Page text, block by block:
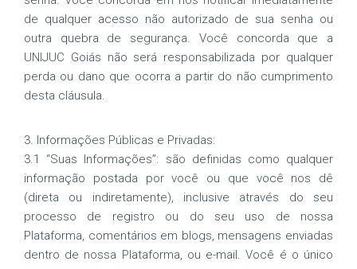
de qualquer acesso não autorizado de sua senha ou
outra quebra de segurança. Você concorda que a
UNIJUC Goiás não será responsabilizada por qualquer
perda ou dano que ocorra a partir do não cumprimento
desta cláusula.
3. Informações Públicas e Privadas:
3.1 “Suas Informações”: são definidas como qualquer
informação postada por você ou que você nos dê
(direta ou indiretamente), inclusive através do seu
processo de registro ou do seu uso de nossa
Plataforma, comentários em blogs, mensagens enviadas
dentro de nossa Plataforma, ou e-mail. Você é o único